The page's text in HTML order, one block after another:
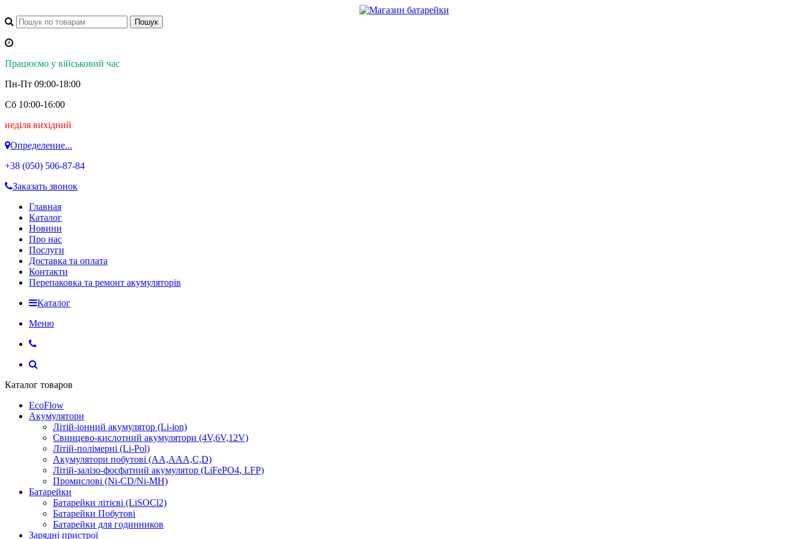
Працюємо у військовий час
Пн-Пт 09:00-18:00
Сб 10:00-16:00
неділя вихідний
Определение...
+38 (050) 506-87-84
Заказать звонок
Главная
Каталог
Новини
Про нас
Послуги
Доставка та оплата
Контакти
Перепаковка та ремонт акумуляторів
Каталог
Меню
Каталог товаров
EcoFlow
Акумулятори
Літій-іонний акумулятор (Li-ion)
Свинцево-кислотний акумулятори (4V,6V,12V)
Літій-полімерні (Li-Pol)
Акумулятори побутові (AA,AAA,C,D)
Літій-залізо-фосфатний акумулятор (LiFePO4, LFP)
Промислові (Ni-CD/Ni-MH)
Батарейки
Батарейки літієві (LiSOCl2)
Батарейки Побутові
Батарейки для годинников
Зарядні пристрої